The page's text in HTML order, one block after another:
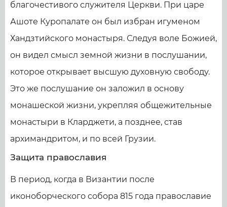
благочестивого служителя Церкви. При царе
Ашоте Куропалате он был избран игуменом
Хандзтийского монастыря. Следуя воле Божией,
он видел смысл земной жизни в послушании,
которое открывает высшую духовную свободу.
Это же послушание он заложил в основу
монашеской жизни, укрепляя общежительные
монастыри в Кларджети, а позднее, став
архимандритом, и по всей Грузии.
Защита православия
В период, когда в Византии после
иконоборческого собора 815 года православие